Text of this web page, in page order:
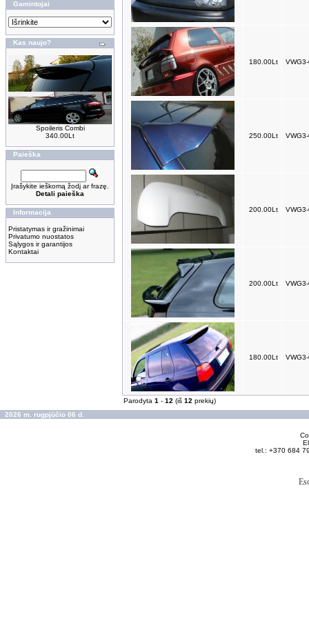
Gamintojai
Kas naujo?
Spoileris Combi
340.00Lt
Paieška
Įrašykite ieškomą žodį ar frazę.
Detali paieška
Informacija
Pristatymas ir gražinimai
Privatumo nuostatos
Sąlygos ir garantijos
Kontaktai
180.00Lt
250.00Lt
200.00Lt
200.00Lt
180.00Lt
Parodyta 1 - 12 (iš 12 prekių)
2026 m. rugpjūčio 06 d.
tel.: +370 684